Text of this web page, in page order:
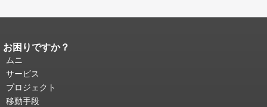
ページコンテンツの終わり。
ジの残りの部分はすべてのページで繰
り返されます。
頭に戻る。
お困りですか？
ムニ
サービス
プロジェクト
移動手段